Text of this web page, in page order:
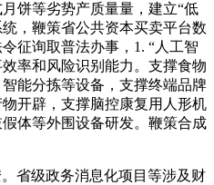
等劣势产质量量，建立“低
，鞭策省公共资本买卖平台数
征询取普法办事，1. “人工智
率和风险识别能力。支撑食物
能分拣等设备，支撑终端品牌
开辟，支撑脑控康复用人形机
体等外围设备研发。鞭策合成
省级政务消息化项目等涉及财